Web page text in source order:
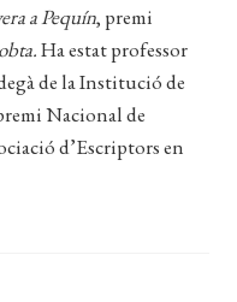
a Pequín, premi
Ha estat professor
de la Institució de
Nacional de
d’Escriptors en